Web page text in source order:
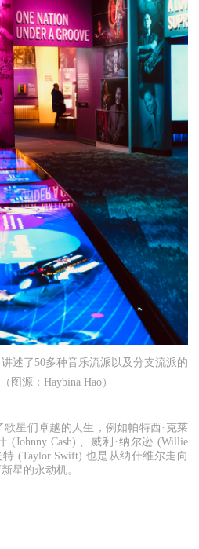
述了50多种音乐流派以及分支流派的
图源：Haybina Hao）
星们卓越的人生，例如帕特西·克莱
(Johnny Cash) 、威利·纳尔逊 (Willie
特 (Taylor Swift) 也是从纳什维尔走向
星的永动机。